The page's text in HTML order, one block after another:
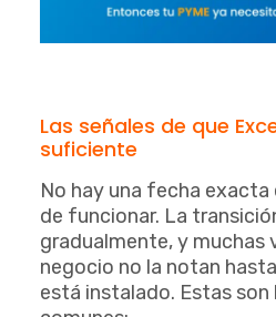
Las señales de que
suficiente
No hay una fecha exacta
de funcionar. La
gradualmente, y muchas
negocio no la notan
está instalado. Estas son